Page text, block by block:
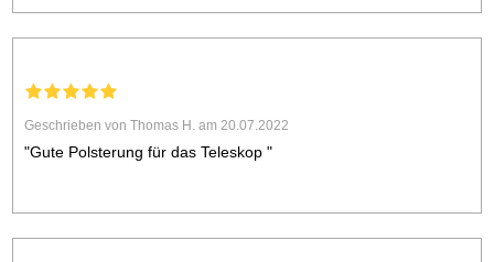
Geschrieben von Thomas H. am 20.07.2022
"Gute Polsterung für das Teleskop "